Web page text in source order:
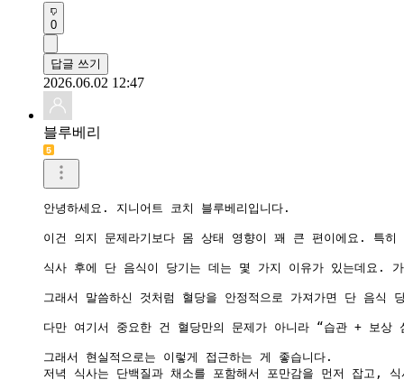
0
답글 쓰기
2026.06.02 12:47
블루베리
안녕하세요. 지니어트 코치 블루베리입니다.
이건 의지 문제라기보다 몸 상태 영향이 꽤 큰 편이에요. 특
식사 후에 단 음식이 당기는 데는 몇 가지 이유가 있는데요.
그래서 말씀하신 것처럼 혈당을 안정적으로 가져가면 단 음
다만 여기서 중요한 건 혈당만의 문제가 아니라 “습관 + 보상
그래서 현실적으로는 이렇게 접근하는 게 좋습니다.
저녁 식사는 단백질과 채소를 포함해서 포만감을 먼저 잡고,